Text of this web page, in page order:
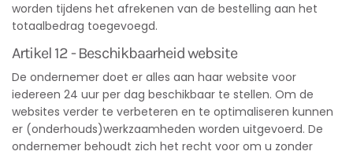
worden tijdens het afrekenen van de bestelling aan het
totaalbedrag toegevoegd.
Artikel 12 - Beschikbaarheid website
De ondernemer doet er alles aan haar website voor
iedereen 24 uur per dag beschikbaar te stellen. Om de
websites verder te verbeteren en te optimaliseren kunnen
er (onderhouds)werkzaamheden worden uitgevoerd. De
ondernemer behoudt zich het recht voor om u zonder